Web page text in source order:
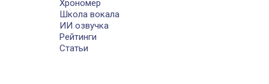
Хрономер
Школа вокала
ИИ озвучка
Рейтинги
Статьи